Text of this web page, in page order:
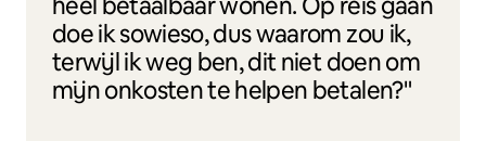
doe ik sowieso, dus waarom zou ik,
terwijl ik weg ben, dit niet doen om
mijn onkosten te helpen betalen?"